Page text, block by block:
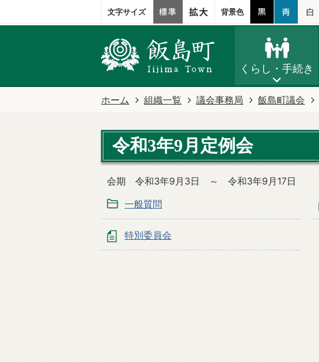
文字サイズ 背景色
くらし・手続き
ホーム 組織一覧 議会事務局 飯島町議会
令和3年9月定例会
会期 令和3年9月3日 ～ 令和3年9月17日
一般質問
特別委員会